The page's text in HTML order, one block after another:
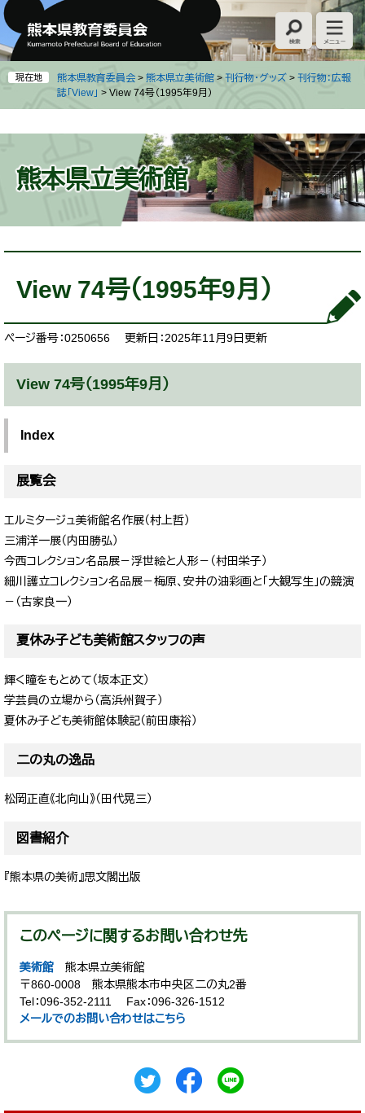
ペ
ー
ジ
の
先
で
メ
ニ
ュ
ー
を
ば
現在地 熊本県教育委員会 > 熊本県立美術館 > 刊行物・グッズ > 刊行物：広報
誌「View」 > View 74号（1995年9月）
熊本県立美術館
View 74号（1995年9月）
ページ番号：0250656 更新日：2025年11月9日更新
View 74号（1995年9月）
Index
展覧会
エルミタージュ美術館名作展（村上哲）
三浦洋一展（内田勝弘）
今西コレクション名品展－浮世絵と人形－（村田栄子）
細川護立コレクション名品展－梅原、安井の油彩画と「大観写生」の競演
－（古家良一）
夏休み子ども美術館スタッフの声
輝く瞳をもとめて（坂本正文）
学芸員の立場から（高浜州賀子）
​夏休み子ども美術館体験記（前田康裕）
二の丸の逸品
松岡正直《北向山》（田代晃三）
図書紹介
『熊本県の美術』思文閣出版
このページに関するお問い合わせ先
美術館
熊本県立美術館
〒860-0008
熊本県熊本市中央区二の丸2番
Tel：096-352-2111
Fax：096-326-1512
メールでのお問い合わせはこちら